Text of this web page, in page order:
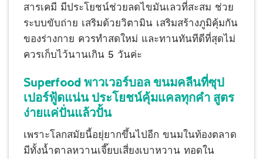
สารเคมี มีประโยชน์ช่วยลดไขมันเลวที่สะสม ช่วย
ระบบขับถ่าย เสริมด้วยวิตามิน เสริมสร้างภูมิคุ้มกัน
ของร่างกาย ควรทำสดใหม่ และทานทันทีดีที่สุดไม่
ควรเก็บไว้นานเกิน 5 วันค่ะ
Superfood พาวเวอร์บอล ขนมคลีนที่ซุป
เปอร์ฟู้ดแน่น ประโยชน์คุ้มแคลทุกคำ สูตร
ง่ายแค่ปั่นแล้วปั้น
เพราะโลกสมัยนี้อยุ่ยากขึ้นไปอีก ขนมในท้องตลาด
มีทั้งน้ำตาลหวานเจี๊ยบเสี่ยงเบาหวาน ทอดใน